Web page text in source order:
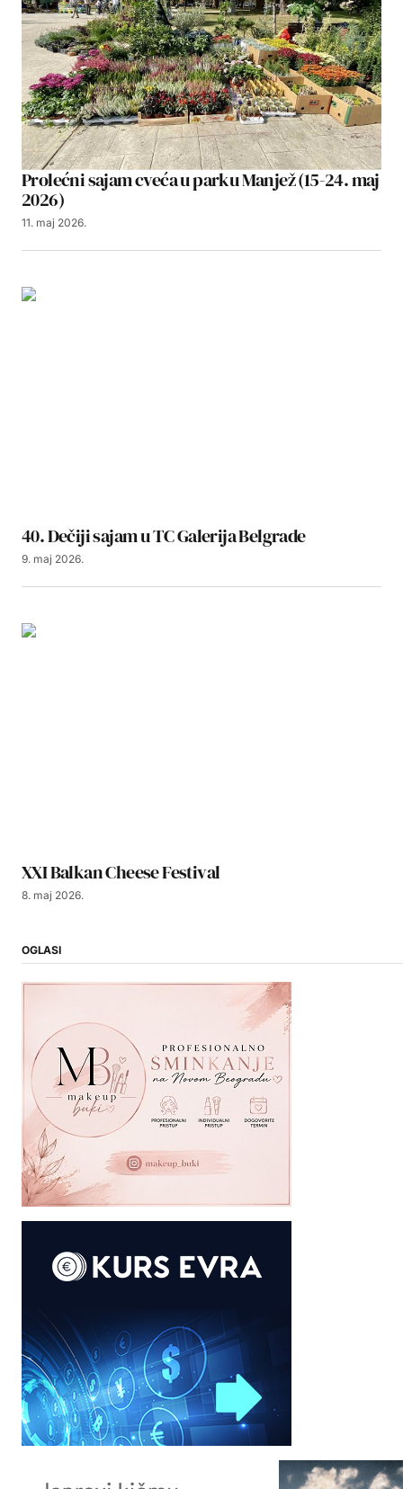
Prolećni sajam cveća u parku Manjež (15-24. maj
2026)
11. maj 2026.
40. Dečiji sajam u TC Galerija Belgrade
9. maj 2026.
XXI Balkan Cheese Festival
8. maj 2026.
OGLASI